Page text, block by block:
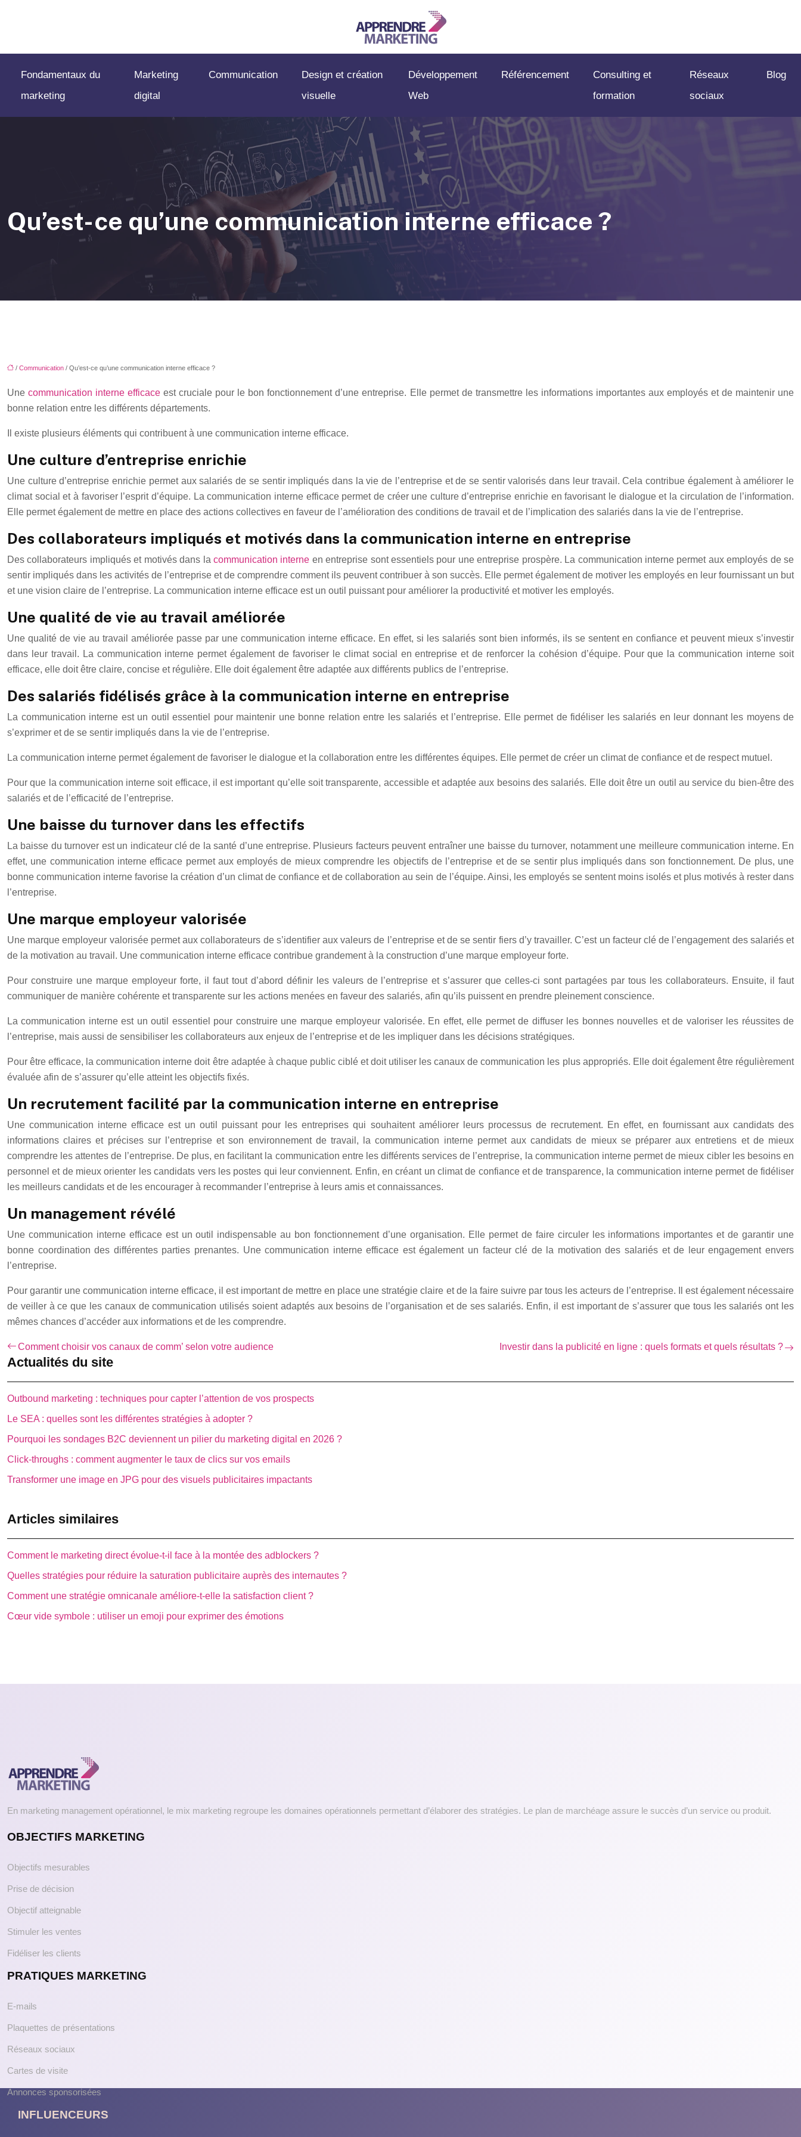
Fondamentaux du
marketing
Marketing
digital
Communication
Design et création
visuelle
Développement
Web
Référencement
Consulting et
formation
Réseaux
sociaux
Blog
Qu’est-ce qu’une communication interne efficace ?
/ Communication / Qu’est-ce qu’une communication interne efficace ?
Unecommunication interne efficace est cruciale pour le bon fonctionnement d’une entreprise. Elle permet de transmettre les informations importantes aux employés et de maintenir une
bonne relation entre les différents départements.
Il existe plusieurs éléments qui contribuent à une communication interne efficace.
Une culture d’entreprise enrichie
Une culture d’entreprise enrichie permet aux salariés de se sentir impliqués dans la vie de l’entreprise et de se sentir valorisés dans leur travail. Cela contribue également à améliorer le
climat social et à favoriser l’esprit d’équipe. La communication interne efficace permet de créer une culture d’entreprise enrichie en favorisant le dialogue et la circulation de l’information.
Elle permet également de mettre en place des actions collectives en faveur de l’amélioration des conditions de travail et de l’implication des salariés dans la vie de l’entreprise.
Des collaborateurs impliqués et motivés dans la communication interne en entreprise
Des collaborateurs impliqués et motivés dans la communication interne en entreprise sont essentiels pour une entreprise prospère. La communication interne permet aux employés de se
sentir impliqués dans les activités de l’entreprise et de comprendre comment ils peuvent contribuer à son succès. Elle permet également de motiver les employés en leur fournissant un but
et une vision claire de l’entreprise. La communication interne efficace est un outil puissant pour améliorer la productivité et motiver les employés.
Une qualité de vie au travail améliorée
Une qualité de vie au travail améliorée passe par une communication interne efficace. En effet, si les salariés sont bien informés, ils se sentent en confiance et peuvent mieux s’investir
dans leur travail. La communication interne permet également de favoriser le climat social en entreprise et de renforcer la cohésion d’équipe. Pour que la communication interne soit
efficace, elle doit être claire, concise et régulière. Elle doit également être adaptée aux différents publics de l’entreprise.
Des salariés fidélisés grâce à la communication interne en entreprise
La communication interne est un outil essentiel pour maintenir une bonne relation entre les salariés et l’entreprise. Elle permet de fidéliser les salariés en leur donnant les moyens de
s’exprimer et de se sentir impliqués dans la vie de l’entreprise.
La communication interne permet également de favoriser le dialogue et la collaboration entre les différentes équipes. Elle permet de créer un climat de confiance et de respect mutuel.
Pour que la communication interne soit efficace, il est important qu’elle soit transparente, accessible et adaptée aux besoins des salariés. Elle doit être un outil au service du bien-être des
salariés et de l’efficacité de l’entreprise.
Une baisse du turnover dans les effectifs
La baisse du turnover est un indicateur clé de la santé d’une entreprise. Plusieurs facteurs peuvent entraîner une baisse du turnover, notamment une meilleure communication interne. En
effet, une communication interne efficace permet aux employés de mieux comprendre les objectifs de l’entreprise et de se sentir plus impliqués dans son fonctionnement. De plus, une
bonne communication interne favorise la création d’un climat de confiance et de collaboration au sein de l’équipe. Ainsi, les employés se sentent moins isolés et plus motivés à rester dans
l’entreprise.
Une marque employeur valorisée
Une marque employeur valorisée permet aux collaborateurs de s’identifier aux valeurs de l’entreprise et de se sentir fiers d’y travailler. C’est un facteur clé de l’engagement des salariés et
de la motivation au travail. Une communication interne efficace contribue grandement à la construction d’une marque employeur forte.
Pour construire une marque employeur forte, il faut tout d’abord définir les valeurs de l’entreprise et s’assurer que celles-ci sont partagées par tous les collaborateurs. Ensuite, il faut
communiquer de manière cohérente et transparente sur les actions menées en faveur des salariés, afin qu’ils puissent en prendre pleinement conscience.
La communication interne est un outil essentiel pour construire une marque employeur valorisée. En effet, elle permet de diffuser les bonnes nouvelles et de valoriser les réussites de
l’entreprise, mais aussi de sensibiliser les collaborateurs aux enjeux de l’entreprise et de les impliquer dans les décisions stratégiques.
Pour être efficace, la communication interne doit être adaptée à chaque public ciblé et doit utiliser les canaux de communication les plus appropriés. Elle doit également être régulièrement
évaluée afin de s’assurer qu’elle atteint les objectifs fixés.
Un recrutement facilité par la communication interne en entreprise
Une communication interne efficace est un outil puissant pour les entreprises qui souhaitent améliorer leurs processus de recrutement. En effet, en fournissant aux candidats des
informations claires et précises sur l’entreprise et son environnement de travail, la communication interne permet aux candidats de mieux se préparer aux entretiens et de mieux
comprendre les attentes de l’entreprise. De plus, en facilitant la communication entre les différents services de l’entreprise, la communication interne permet de mieux cibler les besoins en
personnel et de mieux orienter les candidats vers les postes qui leur conviennent. Enfin, en créant un climat de confiance et de transparence, la communication interne permet de fidéliser
les meilleurs candidats et de les encourager à recommander l’entreprise à leurs amis et connaissances.
Un management révélé
Une communication interne efficace est un outil indispensable au bon fonctionnement d’une organisation. Elle permet de faire circuler les informations importantes et de garantir une
bonne coordination des différentes parties prenantes. Une communication interne efficace est également un facteur clé de la motivation des salariés et de leur engagement envers
l’entreprise.
Pour garantir une communication interne efficace, il est important de mettre en place une stratégie claire et de la faire suivre par tous les acteurs de l’entreprise. Il est également nécessaire
de veiller à ce que les canaux de communication utilisés soient adaptés aux besoins de l’organisation et de ses salariés. Enfin, il est important de s’assurer que tous les salariés ont les
mêmes chances d’accéder aux informations et de les comprendre.
Comment choisir vos canaux de comm’ selon votre audience Investir dans la publicité en ligne : quels formats et quels résultats ?
Actualités du site
Outbound marketing : techniques pour capter l’attention de vos prospects
Le SEA : quelles sont les différentes stratégies à adopter ?
Pourquoi les sondages B2C deviennent un pilier du marketing digital en 2026 ?
Click-throughs : comment augmenter le taux de clics sur vos emails
Transformer une image en JPG pour des visuels publicitaires impactants
Articles similaires
Comment le marketing direct évolue-t-il face à la montée des adblockers ?
Quelles stratégies pour réduire la saturation publicitaire auprès des internautes ?
Comment une stratégie omnicanale améliore-t-elle la satisfaction client ?
Cœur vide symbole : utiliser un emoji pour exprimer des émotions
En marketing management opérationnel, le mix marketing regroupe les domaines opérationnels permettant d’élaborer des stratégies. Le plan de marchéage assure le succès d’un service ou produit.
OBJECTIFS MARKETING
Objectifs mesurables
Prise de décision
Objectif atteignable
Stimuler les ventes
Fidéliser les clients
PRATIQUES MARKETING
E-mails
Plaquettes de présentations
Réseaux sociaux
Cartes de visite
Annonces sponsorisées
INFLUENCEURS